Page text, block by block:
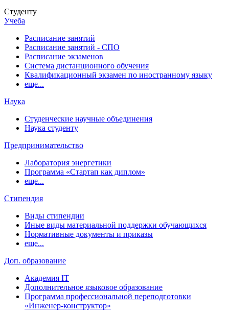
Студенту
Учеба
Расписание занятий
Расписание занятий - СПО
Расписание экзаменов
Система дистанционного обучения
Квалификационный экзамен по иностранному языку
еще...
Наука
Студенческие научные объединения
Наука студенту
Предпринимательство
Лаборатория энергетики
Программа «Стартап как диплом»
еще...
Стипендия
Виды стипендии
Иные виды материальной поддержки обучающихся
Нормативные документы и приказы
еще...
Доп. образование
Академия IT
Дополнительное языковое образование
Программа профессиональной переподготовки
«Инженер-конструктор»